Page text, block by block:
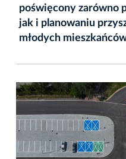
poświęcony zarówno
jak i planowaniu
młodych